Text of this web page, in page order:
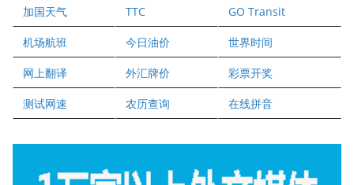
健健宝公司
二十一世纪美联地产公司
全球趋势移民留学
盛达资本
加国天气 TTC GO Transit
机场航班 今日油价 世界时间
网上翻译 外汇牌价 彩票开奖
测试网速 农历查询 在线拼音